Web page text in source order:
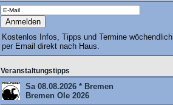
Kostenlos Infos, Tipps und Termine wöchendlich
per Email direkt nach Haus.
Veranstaltungstipps
Sa 08.08.2026 * Bremen
Bremen Ole 2026